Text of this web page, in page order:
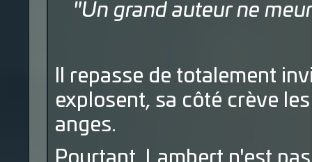
"Un grand auteur ne
Il repasse de totalement
explosent, sa côté crève
anges.